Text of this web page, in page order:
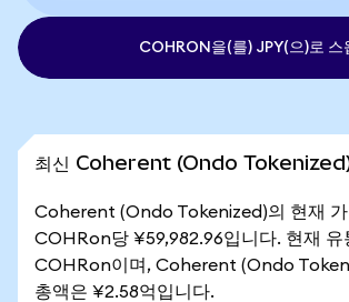
COHRON을(를) JPY(으)로 스
최신 Coherent (Ondo Tokenized)
Coherent (Ondo Tokenized)의 현재 가
COHRon당 ¥59,982.96입니다. 현재 유
COHRon이며, Coherent (Ondo
총액은 ¥2.58억입니다.